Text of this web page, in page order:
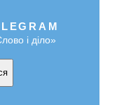
і діло»